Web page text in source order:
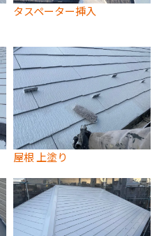
タスペーター挿入
屋根 上塗り